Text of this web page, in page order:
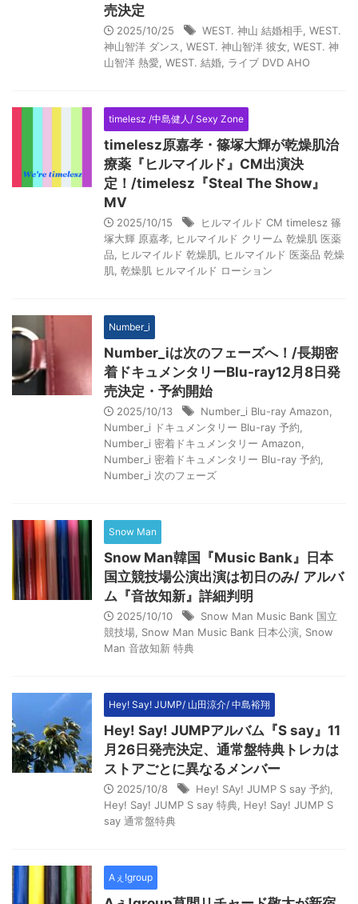
売決定
2025/10/25 WEST. 神山 結婚相手 WEST.
神山智洋 ダンス
WEST. 神山智洋 彼女 WEST. 神
山智洋 熱愛 WEST. 結婚 ライブ DVD AHO
timelesz /中島健人/ Sexy Zone
timelesz原嘉孝・篠塚大輝が乾燥肌治
療薬『ヒルマイルド』CM出演決
定！/timelesz『Steal The Show』
MV
2025/10/15
ヒルマイルド CM timelesz 篠
塚大輝 原嘉孝
ヒルマイルド クリーム 乾燥肌 医薬
品
ヒルマイルド 乾燥肌
ヒルマイルド 医薬品 乾燥
肌 乾燥肌 ヒルマイルド ローション
Number_i
Number_iは次のフェーズへ！/長期密
着ドキュメンタリーBlu-ray12月8日発
売決定・予約開始
2025/10/13 Number_i Blu-ray Amazon
Number_i ドキュメンタリー Blu-ray 予約
Number_i 密着ドキュメンタリー Amazon
Number_i 密着ドキュメンタリー Blu-ray 予約
Number_i 次のフェーズ
Snow Man
Snow Man韓国『Music Bank』日本
国立競技場公演出演は初日のみ/ アルバ
ム『音故知新』詳細判明
2025/10/10
Snow Man Music Bank 国立
競技場 Snow Man Music Bank 日本公演 Snow
Man 音故知新 特典
Hey! Say! JUMP/ 山田涼介/ 中島裕翔
Hey! Say! JUMPアルバム『S say』11
月26日発売決定、通常盤特典トレカは
ストアごとに異なるメンバー
2025/10/8 Hey! SAy! JUMP S say 予約
Hey! Say! JUMP S say 特典 Hey! Say! JUMP S
say 通常盤特典
Aぇ!group